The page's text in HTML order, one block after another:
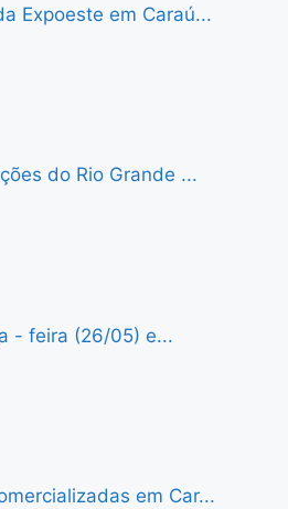
Expoeste em Caraú...
do Rio Grande ...
- feira (26/05) e...
em Car...